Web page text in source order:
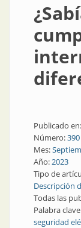
Publicado en:
Número:390
Mes:
Año:2023
Tipo de
Descripción
Todas las
Palabra
seguridad